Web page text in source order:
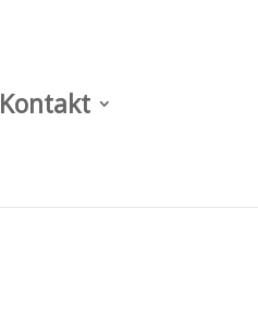
Kontakt